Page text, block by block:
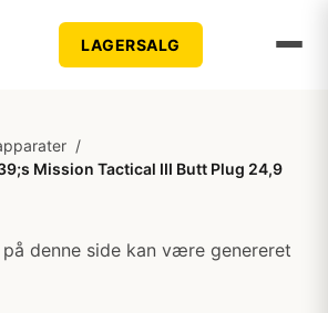
LAGERSALG
/
Mission Tactical III Butt Plug 24,9
denne side kan være genereret